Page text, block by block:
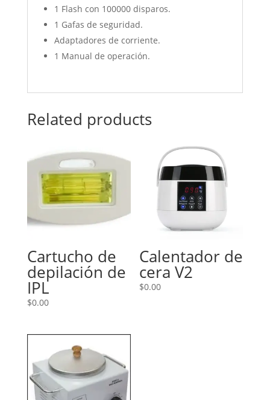
1 Flash con 100000 disparos.
1 Gafas de seguridad.
Adaptadores de corriente.
1 Manual de operación.
Related products
Cartucho de
depilación de
IPL
$0.00
Calentador de
cera V2
$0.00